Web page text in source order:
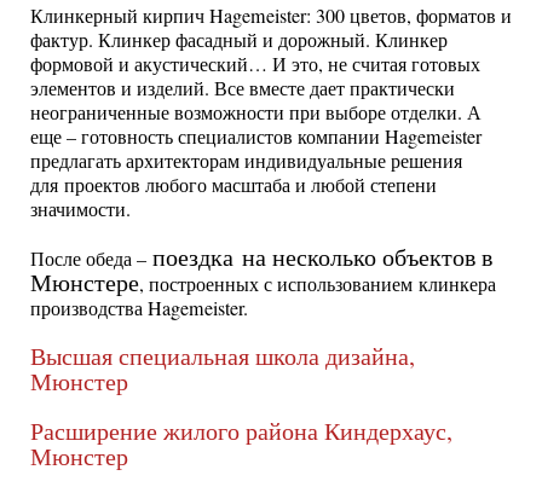
Клинкерный кирпич Hagemeister: 300 цветов, форматов и
фактур. Клинкер фасадный и дорожный. Клинкер
формовой и акустический… И это, не считая готовых
элементов и изделий. Все вместе дает практически
неограниченные возможности при выборе отделки. А
еще – готовность специалистов компании Hagemeister
предлагать архитекторам индивидуальные решения
для проектов любого масштаба и любой степени
значимости.
После обеда – поездка на несколько объектов в
Мюнстере, построенных с использованием клинкера
производства Hagemeister.
Высшая специальная школа дизайна,
Мюнстер
Расширение жилого района Киндерхаус,
Мюнстер